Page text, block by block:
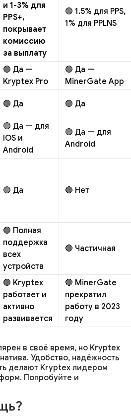
и 1-3% для
PPS+,
покрывает
комиссию
за выплату
🟢 1.5% для PPS,
1% для PPLNS
🟢 Да —
Kryptex Pro
🟢 Да —
MinerGate App
🟢 Да 🟢 Да
🟢 Да — для
IOS и
Android
🟢 Да — для
Android
🟢 Да 🔴 Нет
🟢 Полная
поддержка
всех
устройств
🔴 Частичная
🟢 Kryptex
работает и
активно
развивается
🔴 MinerGate
прекратил
работу в 2023
году
в своё время, но Kryptex
Удобство, надёжность
делают Kryptex лидером
Попробуйте и